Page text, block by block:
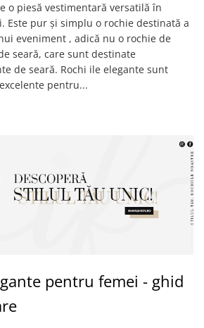
o piesă vestimentară versatilă în
Este pur și simplu o rochie destinată a
eveniment , adică nu o rochie de
seară, care sunt destinate
de seară. Rochi ile elegante sunt
pentru...
pentru femei - ghid